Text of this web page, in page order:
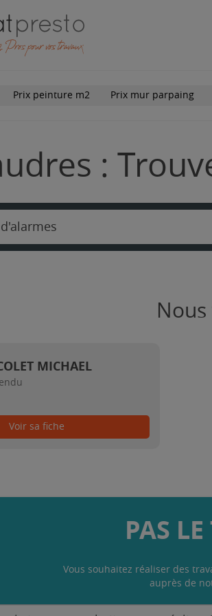
Prix peinture m2 Prix mur parpaing
:
MICHAEL
Voir sa fiche
PAS
Vous souhaitez réaliser des
auprès de